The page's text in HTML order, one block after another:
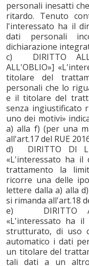
personali inesatti
ritardo. Tenuto
l'interessato ha il
dati personali
dichiarazione
c) DIRITTO ALLA
ALL'OBLIO»]
titolare del
personali che lo
e il titolare del
senza ingiustificato
uno dei motivi»
a) alla f) (per una
all'art.17 del RUE
d) DIRITTO DI
«L'interessato ha
trattamento la
ricorre una delle
lettere dalla a) alla
si rimanda all'art.18
e) DIRITTO
«L'interessato ha
strutturato, di uso
automatico i dati
un titolare del
tali dati a un